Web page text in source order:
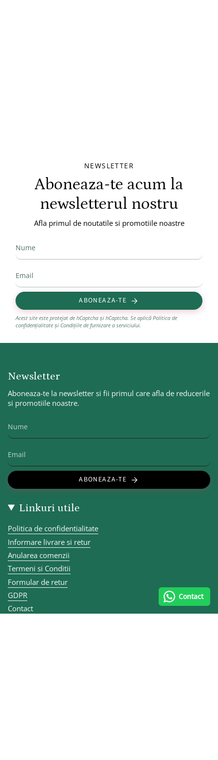
NEWSLETTER
Aboneaza-te acum la
newsletterul nostru
Afla primul de noutatile si promotiile noastre
ABONEAZA-TE
Acest site este protejat de hCaptcha și hCaptcha. Se aplică Politica de
confidențialitate și Condițiile de furnizare a serviciului.
Newsletter
Aboneaza-te la newsletter si fii primul care afla de reducerile
si promotiile noastre.
ABONEAZA-TE
Linkuri utile
Politica de confidentialitate
Informare livrare si retur
Anularea comenzii
Termeni si Conditii
Formular de retur
GDPR
Contact
Contact